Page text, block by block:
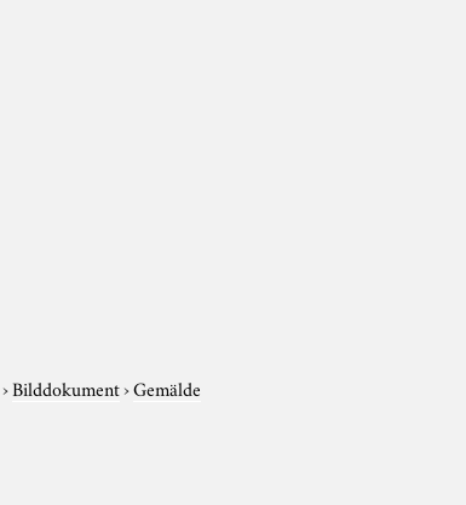
›Bilddokument›Gemälde